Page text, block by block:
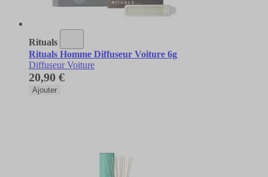
Rituals
Rituals Homme Diffuseur Voiture 6g
Diffuseur Voiture
20,90 €
Ajouter